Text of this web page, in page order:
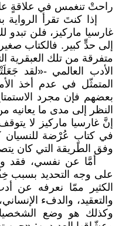
راحتْ تنغمس في علاقةٍ
إذا كنتَ تقرأ الرواية
غارسيا ماركيز، فلن
إلى حدٍّ كبير. فالكتاب
متفرقة من تلك العبقرية
الأدب العالمي -«لقد
المتمثّل في عدم أخذ
بعضهم فإن مجرد
النظر إلى مدى ما
إنَّ غارسيا ماركيز لا
في كتابٍ عُرْضة للنسيان
وفق الطريقة التي كان
أمَّا عن نفسي، فقد
على وجه التحديد بسبب
الكثير ممّا نعرفه عن
والتعقيد، والدفء
وكذلك هو وضع